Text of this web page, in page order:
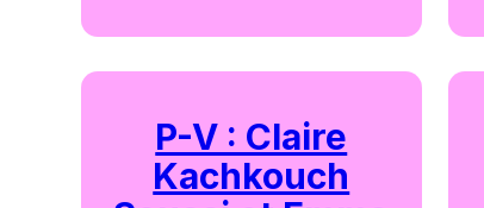
P-V : Claire
Kachkouch